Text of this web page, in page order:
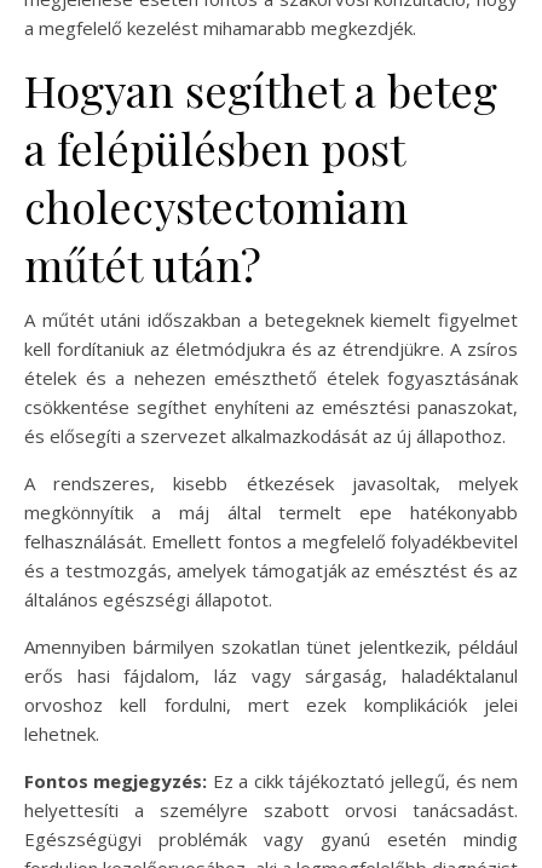
a megfelelő kezelést mihamarabb megkezdjék.
Hogyan segíthet a beteg
a felépülésben post
cholecystectomiam
műtét után?
A műtét utáni időszakban a betegeknek kiemelt figyelmet
kell fordítaniuk az életmódjukra és az étrendjükre. A zsíros
ételek és a nehezen emészthető ételek fogyasztásának
csökkentése segíthet enyhíteni az emésztési panaszokat,
és elősegíti a szervezet alkalmazkodását az új állapothoz.
A rendszeres, kisebb étkezések javasoltak, melyek
megkönnyítik a máj által termelt epe hatékonyabb
felhasználását. Emellett fontos a megfelelő folyadékbevitel
és a testmozgás, amelyek támogatják az emésztést és az
általános egészségi állapotot.
Amennyiben bármilyen szokatlan tünet jelentkezik, például
erős hasi fájdalom, láz vagy sárgaság, haladéktalanul
orvoshoz kell fordulni, mert ezek komplikációk jelei
lehetnek.
Fontos megjegyzés: Ez a cikk tájékoztató jellegű, és nem
helyettesíti a személyre szabott orvosi tanácsadást.
Egészségügyi problémák vagy gyanú esetén mindig